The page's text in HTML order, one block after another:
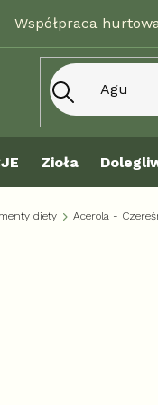
Współpraca
Zioła
diety Acerola -